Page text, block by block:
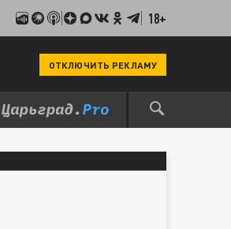
18+
ОТКЛЮЧИТЬ РЕКЛАМУ